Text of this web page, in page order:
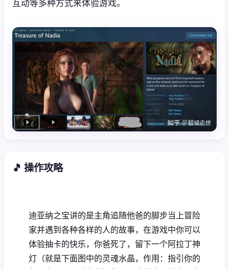
互动等多种方式来体验游戏。
🎵 操作攻略
迪亚纳之宝讲的是主角追随他爸的脚步当上冒险
家并遇到各种各样的人的故事，在游戏中你可以
体验抽卡的快乐，你爸死了，留下一个阿拉丁神
灯（就是下面图中的灵魂水晶，作用：指引你的